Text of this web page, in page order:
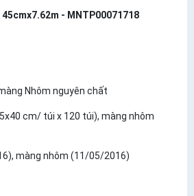
- MNTP00071718
Nhôm nguyên chất
cm/ túi x 120 túi), màng nhôm
màng nhôm (11/05/2016)